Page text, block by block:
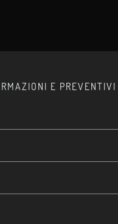
E PREVENTIVI